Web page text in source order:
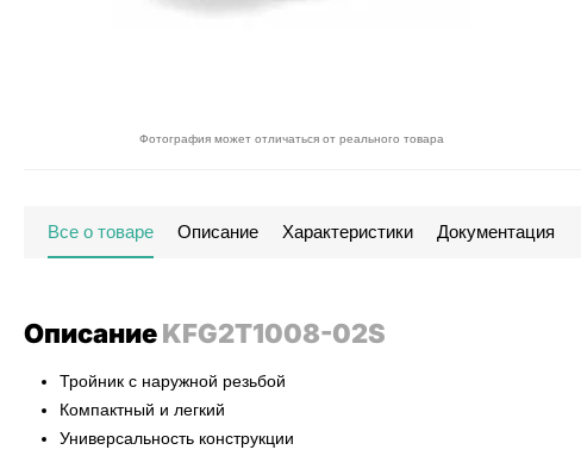
Фотография может отличаться от реального товара
Все о товаре Описание Характеристики Документация
ОписаниеKFG2T1008-02S
Тройник с наружной резьбой
Компактный и легкий
Универсальность конструкции